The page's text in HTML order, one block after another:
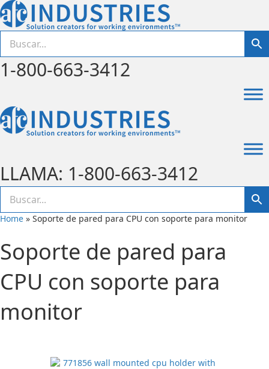
1-800-663-3412
LLAMA: 1-800-663-3412
Home » Soporte de pared para CPU con soporte para monitor
Soporte de pared para
CPU con soporte para
monitor